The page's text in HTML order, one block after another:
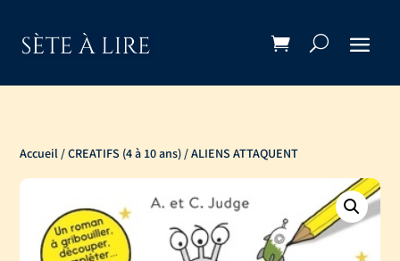
Accueil /CREATIFS (4 à 10 ans) / ALIENS ATTAQUENT